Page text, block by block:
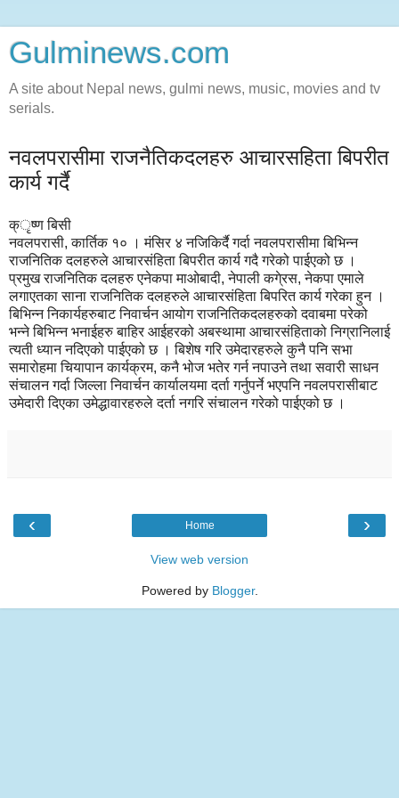
Gulminews.com
A site about Nepal news, gulmi news, music, movies and tv
serials.
नवलपरासीमा राजनैतिकदलहरु आचारसहिता बिपरीत
कार्य गर्दै
क्ृष्ण बिसी
नवलपरासी, कार्तिक १० । मंसिर ४ नजिकिर्दै गर्दा नवलपरासीमा बिभिन्न
राजनितिक दलहरुले आचारसंहिता बिपरीत कार्य गदै गरेको पाईएको छ ।
प्रमुख राजनितिक दलहरु एनेकपा माओबादी, नेपाली कगे्रस, नेकपा एमाले
लगाएतका साना राजनितिक दलहरुले आचारसंहिता बिपरित कार्य गरेका हुन ।
बिभिन्न निकार्यहरुबाट निवार्चन आयोग राजनितिकदलहरुको दवाबमा परेको
भन्ने बिभिन्न भनाईहरु बाहिर आईहरको अबस्थामा आचारसंहिताको निग्रानिलाई
त्यती ध्यान नदिएको पाईएको छ । बिशेष गरि उमेदारहरुले कुनै पनि सभा
समारोहमा चियापान कार्यक्रम, कनै भोज भतेर गर्न नपाउने तथा सवारी साधन
संचालन गर्दा जिल्ला निवार्चन कार्यालयमा दर्ता गर्नुपर्ने भएपनि नवलपरासीबाट
उमेदारी दिएका उमेद्धावारहरुले दर्ता नगरि संचालन गरेको पाईएको छ ।
‹ ›
Home
View web version
Powered by Blogger.